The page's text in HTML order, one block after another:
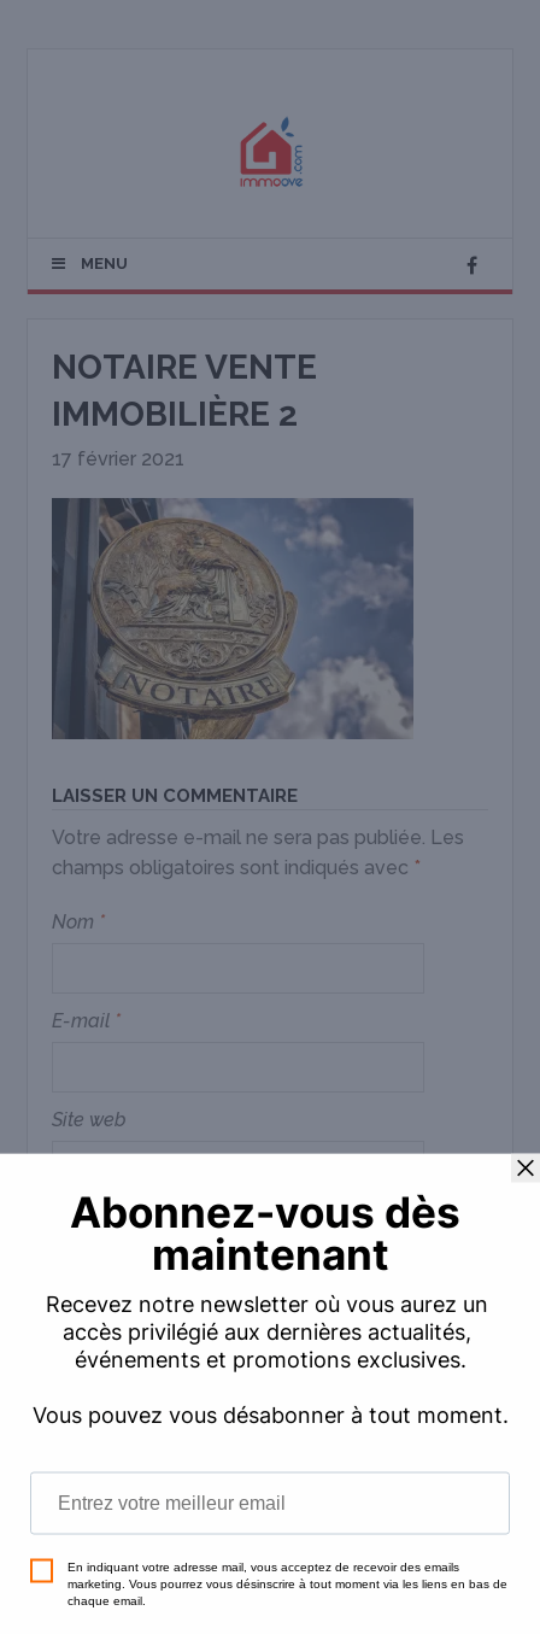
MENU
NOTAIRE VENTE
IMMOBILIÈRE 2
17 février 2021
LAISSER UN COMMENTAIRE
Votre adresse e-mail ne sera pas publiée. Les
champs obligatoires sont indiqués avec *
Nom *
E-mail *
Site web
Commentaire*